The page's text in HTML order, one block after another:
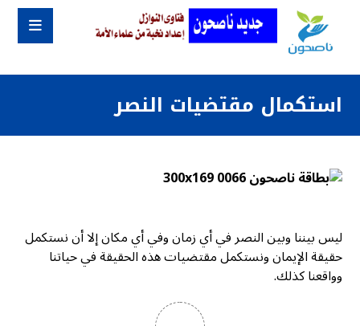
استكمال مقتضيات النصر
ليس بيننا وبين النصر في أي زمان وفي أي مكان إلا أن نستكمل
حقيقة الإيمان ونستكمل مقتضيات هذه الحقيقة في حياتنا
وواقعنا كذلك.